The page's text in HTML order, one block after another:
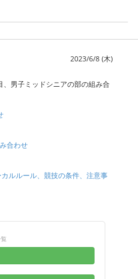
2023/6/8 (木)
男子ミッドシニアの部の組み合
合わせ
ルルール、競技の条件、注意事